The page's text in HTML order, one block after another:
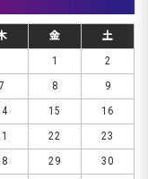
金
土
1
2
7 8
9
15
16
22
23
29
30